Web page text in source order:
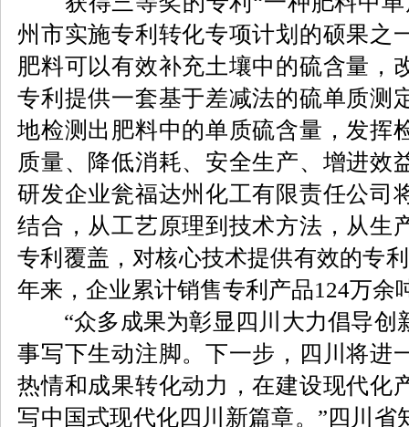
州市实施专利转化专项计划的硕果之
肥料可以有效补充土壤中的硫含量，
专利提供一套基于差减法的硫单质测
地检测出肥料中的单质硫含量，发挥
质量、降低消耗、安全生产、增进效
研发企业瓮福达州化工有限责任公司
结合，从工艺原理到技术方法，从生
专利覆盖，对核心技术提供有效的专
年来，企业累计销售专利产品124万余
“众多成果为彰显四川大力倡导创
事写下生动注脚。下一步，四川将进
热情和成果转化动力，在建设现代化
写中国式现代化四川新篇章。”四川省